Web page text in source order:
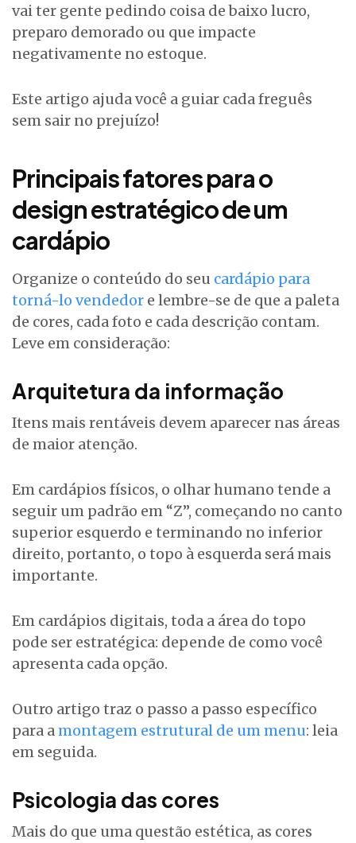
vai ter gente pedindo coisa de baixo lucro,
preparo demorado ou que impacte
negativamente no estoque.
Este artigo ajuda você a guiar cada freguês
sem sair no prejuízo!
Principais fatores para o
design estratégico de um
cardápio
Organize o conteúdo do seu cardápio para
torná-lo vendedor e lembre-se de que a paleta
de cores, cada foto e cada descrição contam.
Leve em consideração:
Arquitetura da informação
Itens mais rentáveis devem aparecer nas áreas
de maior atenção.
Em cardápios físicos, o olhar humano tende a
seguir um padrão em “Z”, começando no canto
superior esquerdo e terminando no inferior
direito, portanto, o topo à esquerda será mais
importante.
Em cardápios digitais, toda a área do topo
pode ser estratégica: depende de como você
apresenta cada opção.
Outro artigo traz o passo a passo específico
para amontagem estrutural de um menu: leia
em seguida.
Psicologia das cores
Mais do que uma questão estética, as cores